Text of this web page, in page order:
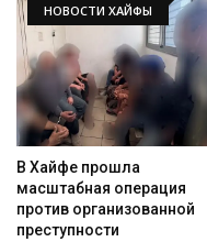
НОВОСТИ ХАЙФЫ
В Хайфе прошла
масштабная операция
против организованной
преступности